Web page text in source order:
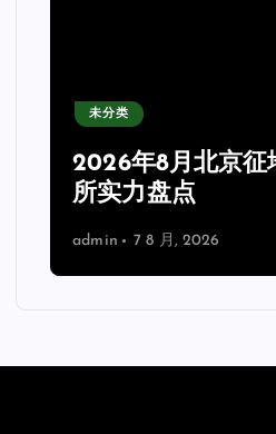
未分类
2026年8月北京征
所实力盘点
admin 7 8 月, 2026